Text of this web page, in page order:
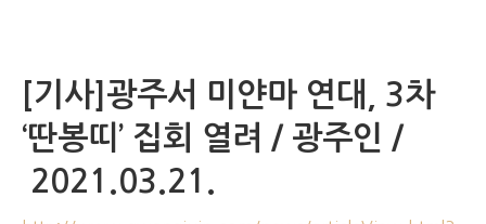
[기사]광주서 미얀마 연대, 3차
‘딴봉띠’ 집회 열려 / 광주인 /
2021.03.21.